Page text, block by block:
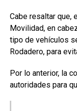
Cabe resaltar que,
Movilidad, en
tipo de vehículos
Rodadero, para
Por lo anterior, la
autoridades para